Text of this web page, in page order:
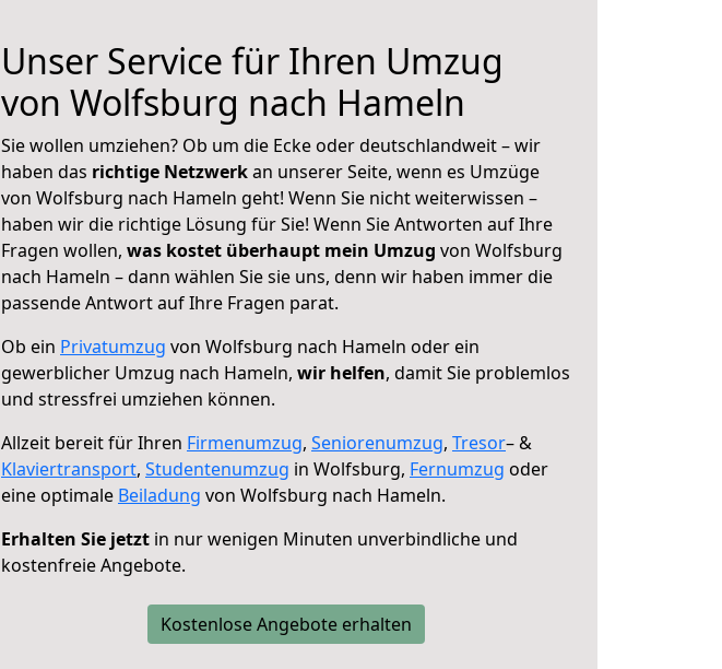
Unser Service für Ihren Umzug
von Wolfsburg nach Hameln
Sie wollen umziehen? Ob um die Ecke oder deutschlandweit – wir
haben das richtige Netzwerkan unserer Seite, wenn es Umzüge
von Wolfsburg nach Hameln geht! Wenn Sie nicht weiterwissen –
haben wir die richtige Lösung für Sie! Wenn Sie Antworten auf Ihre
Fragen wollen, was kostet überhaupt mein Umzug von Wolfsburg
nach Hameln – dann wählen Sie sie uns, denn wir haben immer die
passende Antwort auf Ihre Fragen parat.
Ob ein Privatumzug von Wolfsburg nach Hameln oder ein
gewerblicher Umzug nach Hameln, wir helfen, damit Sie problemlos
und stressfrei umziehen können.
Allzeit bereit für Ihren Firmenumzug, Seniorenumzug, Tresor– &
Klaviertransport, Studentenumzug in Wolfsburg, Fernumzug oder
eine optimale Beiladung von Wolfsburg nach Hameln.
Erhalten Sie jetzt in nur wenigen Minuten unverbindliche und
kostenfreie Angebote.
Kostenlose Angebote erhalten